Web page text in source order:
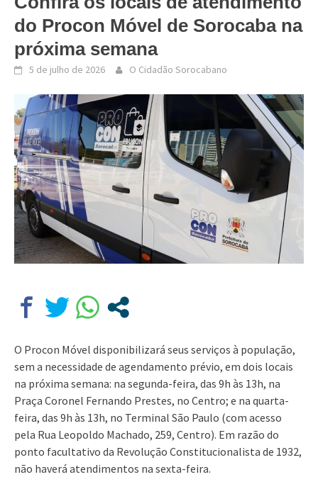
do Procon Móvel de Sorocaba na
próxima semana
5 de julho de 2026 O Cidadão Sorocabano
O Procon Móvel disponibilizará seus serviços à população,
sem a necessidade de agendamento prévio, em dois locais
na próxima semana: na segunda-feira, das 9h às 13h, na
Praça Coronel Fernando Prestes, no Centro; e na quarta-
feira, das 9h às 13h, no Terminal São Paulo (com acesso
pela Rua Leopoldo Machado, 259, Centro). Em razão do
ponto facultativo da Revolução Constitucionalista de 1932,
não haverá atendimentos na sexta-feira.